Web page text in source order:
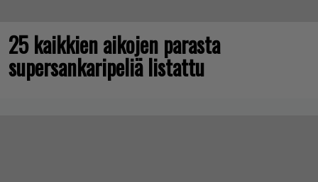
25 kaikkien aikojen parasta
supersankaripeliä listattu